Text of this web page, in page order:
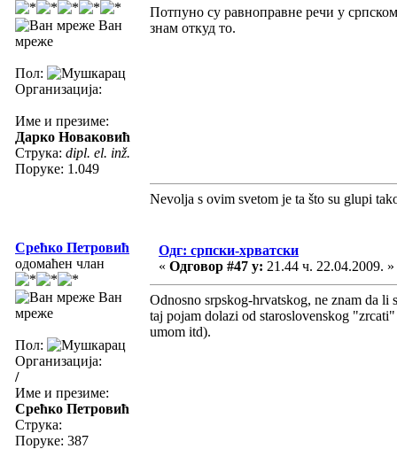
Ван
мреже
Пол:
Организација:
Име и презиме:
Дарко Новаковић
Струка: dipl. el. inž.
Поруке: 1.049
Потпуно су равноправне речи у српском
знам откуд то.
Nevolja s ovim svetom je ta što su glupi
Срећко Петровић
одомаћен члан
Ван
мреже
Пол:
Организација:
/
Име и презиме:
Срећко Петровић
Струка:
Поруке: 387
Одг: српски-хрватски
« Одговор #47 у: 21.44 ч. 22.04.2009. »
Odnosno srpskog-hrvatskog, ne znam da li
taj pojam dolazi od staroslovenskog
umom itd).